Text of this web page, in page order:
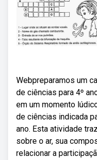
Webpreparamos um
de ciências para 4º
em um momento
de ciências indicada
ano. Esta atividade
sobre o ar, sua
relacionar a